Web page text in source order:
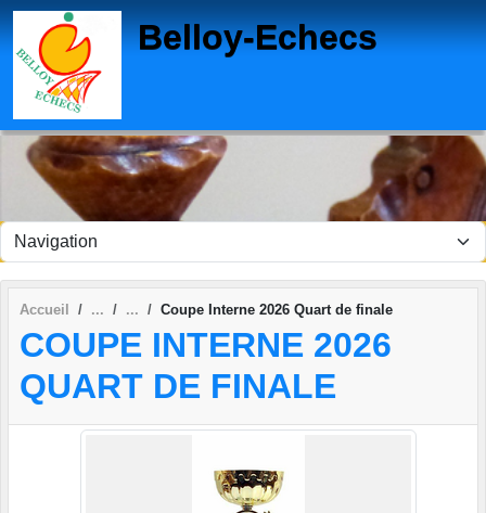
Belloy-Echecs
Accueil Coupe Interne 2026 Quart de finale
COUPE INTERNE 2026
QUART DE FINALE
Panneau de gestion des cookies